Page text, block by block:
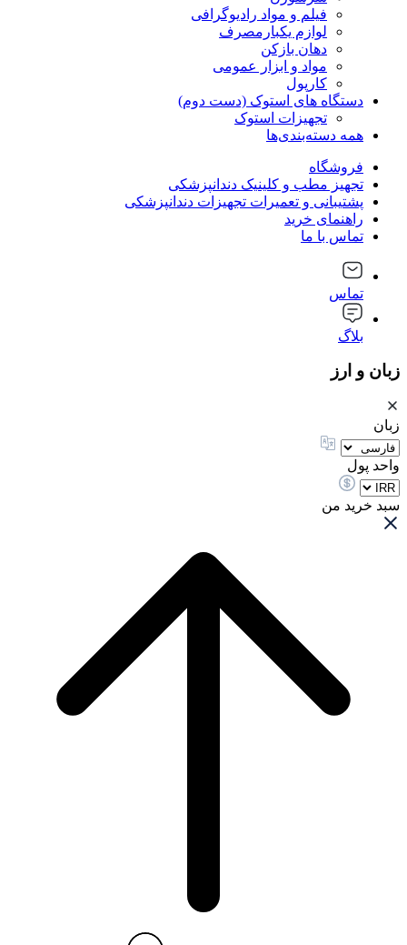
فیلم و مواد رادیوگرافی
لوازم یکبارمصرف
دهان بازکن
مواد و ابزار عمومی
کارپول
دستگاه های استوک (دست دوم)
تجهیزات استوک
همه دسته‌بندی‌ها
فروشگاه
تجهیز مطب و کلینیک دندانپزشکی
پشتیبانی و تعمیرات تجهیزات دندانپزشکی
راهنمای خرید
تماس با ما
تماس
بلاگ
زبان و ارز
زبان
واحد پول
سبد خرید من